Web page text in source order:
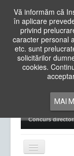
Vă informăm că
în aplicare
privind
caracter personal
etc. sunt
solicitărilor
cookies.
MAI
Cauta
in
siteAcasa
Examene
Concurs
Comută